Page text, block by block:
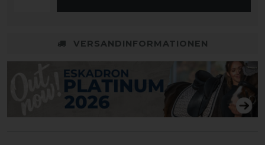
VERSANDINFORMATIONEN